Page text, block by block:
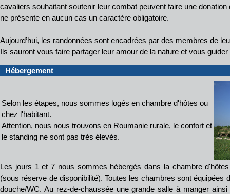
cavaliers souhaitant soutenir leur combat peuvent faire une
ne présente en aucun cas un caractère obligatoire.
Aujourd’hui, les randonnées sont encadrées par des membres de
Ils sauront vous faire partager leur amour de la nature et vous
Hébergement
Selon les étapes, nous sommes logés en chambre d'hôtes ou
chez l'habitant.
Attention, nous nous trouvons en Roumanie rurale, le confort et
le standing ne sont pas très élevés.
Les jours 1 et 7 nous sommes hébergés dans la chambre
(sous réserve de disponibilité). Toutes les chambres sont équipées
douche/WC. Au rez-de-chaussée une grande salle à manger